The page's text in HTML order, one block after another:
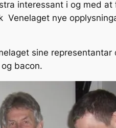
interessant i og med
nye
sine
bacon.